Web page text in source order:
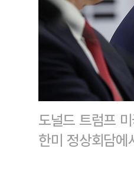
도널드 트럼프
한미 정상회담